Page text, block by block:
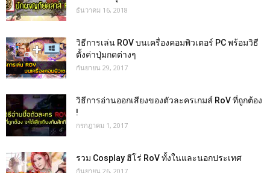
ธันวาคม 16, 2018
วิธีการเล่น ROV บนเครื่องคอมพิวเตอร์ PC พร้อมวิธี
ตั้งค่าปุ่มกดต่างๆ
กันยายน 29, 2017
วิธีการอ่านออกเสียงของตัวละครเกมส์ RoV ที่ถูกต้อง
!
กรกฎาคม 1, 2017
รวม Cosplay ฮีโร่ RoV ทั้งในและนอกประเทศ
กันยายน 26, 2017